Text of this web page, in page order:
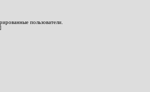
пользователи.
]